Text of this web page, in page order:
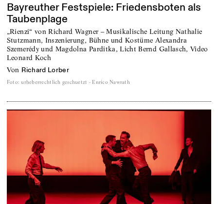
Brandenburg
79 Berichte, 18 kommende Premieren
Hamburg
65 Berichte, 14 kommende Premieren
Sachsen-Anhalt
76 Berichte, 9 kommende Premieren
Bremen
18 Berichte, 6 kommende Premieren
Schleswig-Holstein
24 Berichte
Saarland
Bayreuther Festspiele: Friedensboten als
Taubenplage
„Rienzi“ von Richard Wagner – Musikalische Leitung Nathalie
Stutzmann, Inszenierung, Bühne und Kostüme Alexandra
Szemerédy und Magdolna Parditka, Licht Bernd Gallasch, Video
Leonard Koch
von Richard Lorber
Foto: urheberrechtlich geschuetzt - Enrico Nawrath